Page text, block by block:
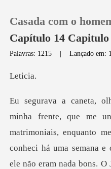
Loja
Histórico
Sair
Casada com o
Capítulo 14
Palavras: 1215 |Lançado em:
ici
matrimoniais, enquanto
conheci há uma semana e